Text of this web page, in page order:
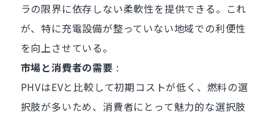
ラの限界に依存しない柔軟性を提供できる。これ
が、特に充電設備が整っていない地域での利便性
を向上させている。
市場と消費者の需要 :
PHVはEVと比較して初期コストが低く、燃料の選
択肢が多いため、消費者にとって魅力的な選択肢